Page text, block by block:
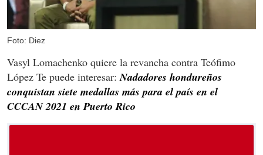
Foto: Diez
Vasyl Lomachenko quiere la revancha contra Teófimo
López Te puede interesar:Nadadores hondureños
conquistan siete medallas más para el país en el
CCCAN 2021 en Puerto Rico